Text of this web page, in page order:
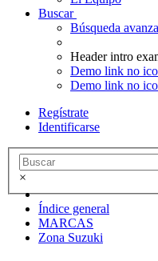
Buscar
Búsqueda
Header intro
Demo link no
Demo link no
Regístrate
Identificarse
×
Índice general
MARCAS
Zona Suzuki